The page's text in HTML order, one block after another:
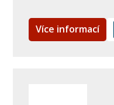
Více informací